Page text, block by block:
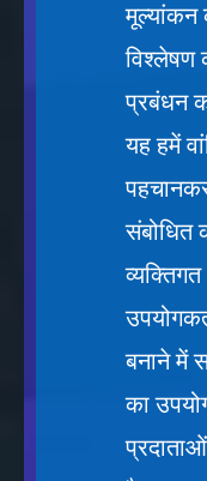
मूल्यांकन
विश्लेषण
प्रबंधन
यह हमें
बनाने में
का